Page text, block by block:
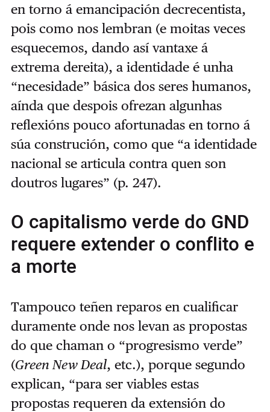
en torno á emancipación decrecentista,
pois como nos lembran (e moitas veces
esquecemos, dando así vantaxe á
extrema dereita), a identidade é unha
“necesidade” básica dos seres humanos,
aínda que despois ofrezan algunhas
reflexións pouco afortunadas en torno á
súa construción, como que “a identidade
nacional se articula contra quen son
doutros lugares” (p. 247).
O capitalismo verde do GND
requere extender o conflito e
a morte
Tampouco teñen reparos en cualificar
duramente onde nos levan as propostas
do que chaman o “progresismo verde”
(Green New Deal, etc.), porque segundo
explican, “para ser viables estas
propostas requeren da extensión do